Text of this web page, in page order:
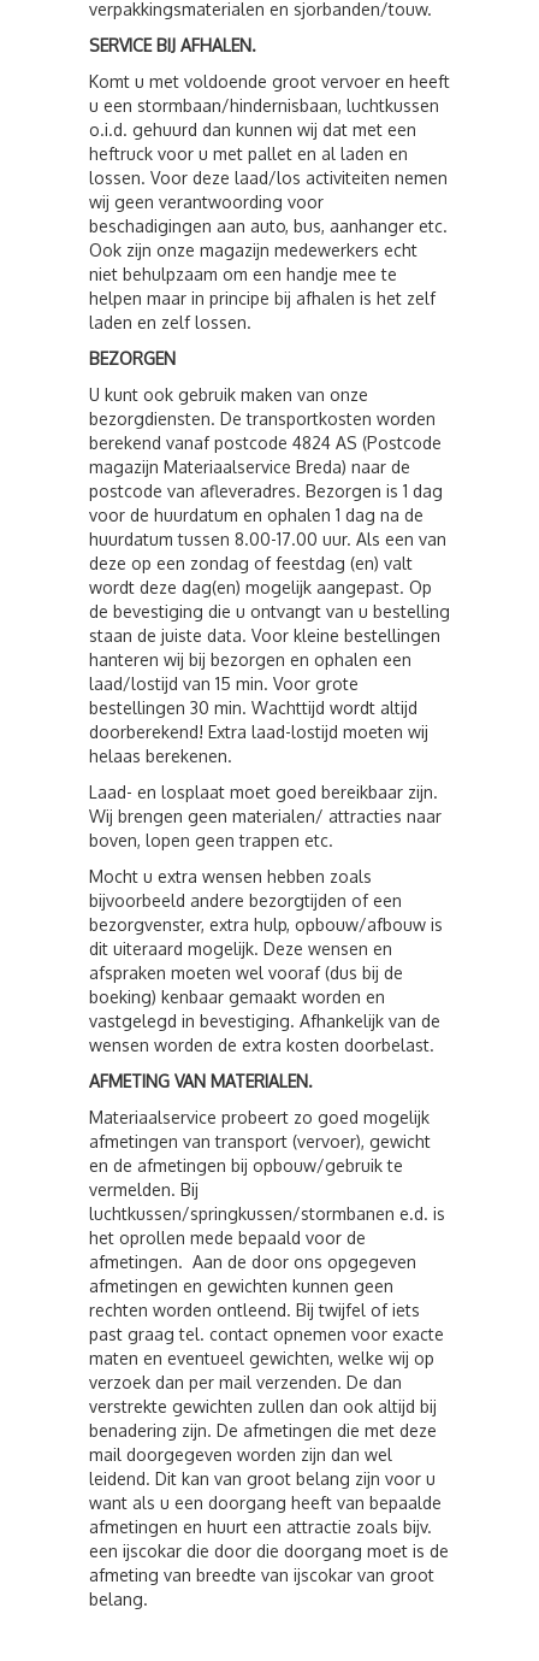
verpakkingsmaterialen en sjorbanden/touw.
SERVICE BIJ AFHALEN.
Komt u met voldoende groot vervoer en heeft
u een stormbaan/hindernisbaan, luchtkussen
o.i.d. gehuurd dan kunnen wij dat met een
heftruck voor u met pallet en al laden en
lossen. Voor deze laad/los activiteiten nemen
wij geen verantwoording voor
beschadigingen aan auto, bus, aanhanger etc.
Ook zijn onze magazijn medewerkers echt
niet behulpzaam om een handje mee te
helpen maar in principe bij afhalen is het zelf
laden en zelf lossen.
BEZORGEN
U kunt ook gebruik maken van onze
bezorgdiensten. De transportkosten worden
berekend vanaf postcode 4824 AS (Postcode
magazijn Materiaalservice Breda) naar de
postcode van afleveradres. Bezorgen is 1 dag
voor de huurdatum en ophalen 1 dag na de
huurdatum tussen 8.00-17.00 uur. Als een van
deze op een zondag of feestdag (en) valt
wordt deze dag(en) mogelijk aangepast. Op
de bevestiging die u ontvangt van u bestelling
staan de juiste data. Voor kleine bestellingen
hanteren wij bij bezorgen en ophalen een
laad/lostijd van 15 min. Voor grote
bestellingen 30 min. Wachttijd wordt altijd
doorberekend! Extra laad-lostijd moeten wij
helaas berekenen.
Laad- en losplaat moet goed bereikbaar zijn.
Wij brengen geen materialen/ attracties naar
boven, lopen geen trappen etc.
Mocht u extra wensen hebben zoals
bijvoorbeeld andere bezorgtijden of een
bezorgvenster, extra hulp, opbouw/afbouw is
dit uiteraard mogelijk. Deze wensen en
afspraken moeten wel vooraf (dus bij de
boeking) kenbaar gemaakt worden en
vastgelegd in bevestiging. Afhankelijk van de
wensen worden de extra kosten doorbelast.
AFMETING VAN MATERIALEN.
Materiaalservice probeert zo goed mogelijk
afmetingen van transport (vervoer), gewicht
en de afmetingen bij opbouw/gebruik te
vermelden. Bij
luchtkussen/springkussen/stormbanen e.d. is
het oprollen mede bepaald voor de
afmetingen. Aan de door ons opgegeven
afmetingen en gewichten kunnen geen
rechten worden ontleend. Bij twijfel of iets
past graag tel. contact opnemen voor exacte
maten en eventueel gewichten, welke wij op
verzoek dan per mail verzenden. De dan
verstrekte gewichten zullen dan ook altijd bij
benadering zijn. De afmetingen die met deze
mail doorgegeven worden zijn dan wel
leidend. Dit kan van groot belang zijn voor u
want als u een doorgang heeft van bepaalde
afmetingen en huurt een attractie zoals bijv.
een ijscokar die door die doorgang moet is de
afmeting van breedte van ijscokar van groot
belang.